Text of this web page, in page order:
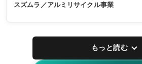
スズムラ／アルミリサイクル事業
もっと読む